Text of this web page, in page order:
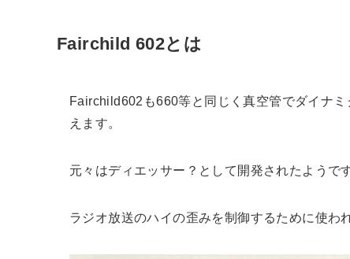
Fairchild 602とは
Fairchild602も660等と同じく真空管でダイナ
えます。
元々はディエッサー？として開発されたようです
ラジオ放送のハイの歪みを制御するために使わ